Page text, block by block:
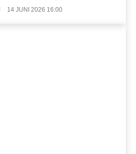
14 JUNI 2026 16:00